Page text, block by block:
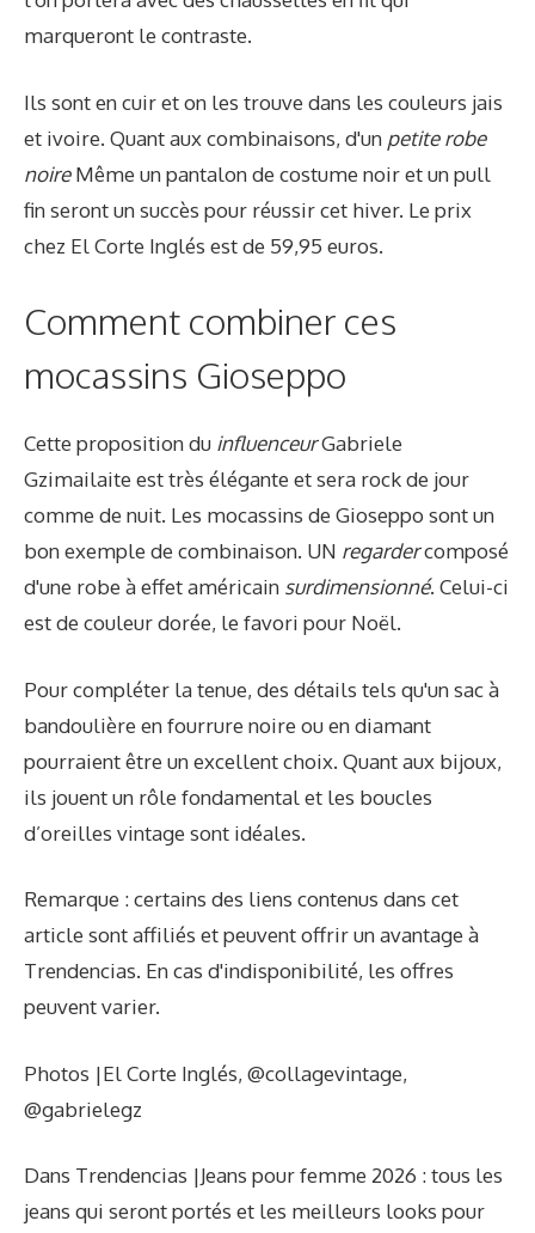
marqueront le contraste.
Ils sont en cuir et on les trouve dans les couleurs jais
et ivoire. Quant aux combinaisons, d'un petite robe
noireMême un pantalon de costume noir et un pull
fin seront un succès pour réussir cet hiver. Le prix
chez El Corte Inglés est de 59,95 euros.
Comment combiner ces
mocassins Gioseppo
Cette proposition du influenceurGabriele
Gzimailaite est très élégante et sera rock de jour
comme de nuit. Les mocassins de Gioseppo sont un
bon exemple de combinaison. UN regardercomposé
d'une robe à effet américain surdimensionné. Celui-ci
est de couleur dorée, le favori pour Noël.
Pour compléter la tenue, des détails tels qu'un sac à
bandoulière en fourrure noire ou en diamant
pourraient être un excellent choix. Quant aux bijoux,
ils jouent un rôle fondamental et les boucles
d’oreilles vintage sont idéales.
Remarque : certains des liens contenus dans cet
article sont affiliés et peuvent offrir un avantage à
Trendencias. En cas d'indisponibilité, les offres
peuvent varier.
Photos |El Corte Inglés, @collagevintage,
@gabrielegz
Dans Trendencias |Jeans pour femme 2026 : tous les
jeans qui seront portés et les meilleurs looks pour